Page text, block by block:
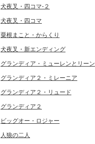
犬夜叉・四コマ-２
犬夜叉・四コマ
粟根まこと・からくり
犬夜叉・新エンディング
グランディア・ミューレンとリーン
グランディア２・ミレーニア
グランディア２・リュード
グランディア２
ビッグオー・ロジャー
人狼の二人